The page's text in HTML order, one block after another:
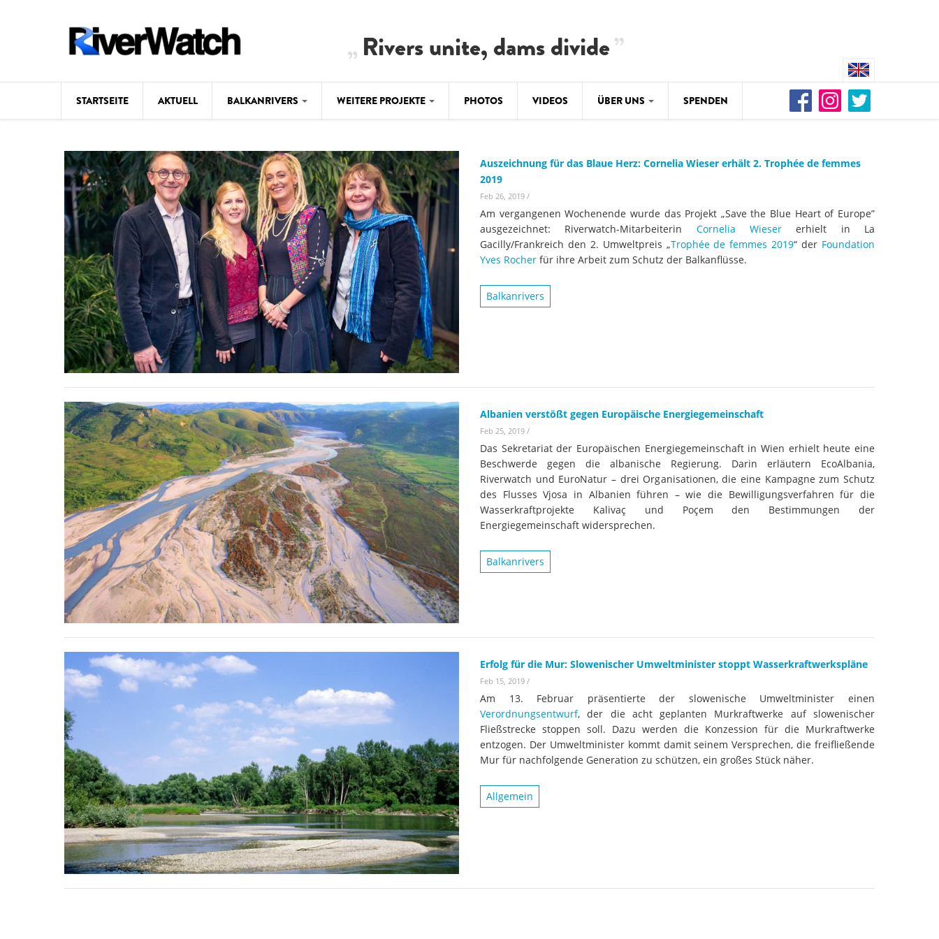
Rivers unite, dams divide
STARTSEITE AKTUELL BALKANRIVERS
Karte
Studien
Fotos
Videos
Aktuell
BALKANRIVERS
Una Science Week:
Wissenschaftler:innen legen
die Grundlage für Europas
nächsten Wildfluss-
Nationalpark
warnt vor Buk-Bijela-Staudamm
Europas letzte Wildflüsse in Gefahr: Fast
2.500 Kilometer an unberührten
Balkanflüsse seit 2012 zerstört
WEITERE PROJEKTE
ILISU
WEG DAMMIT
Hintergrund
Konzeptpapier
Meldebogen
Karte
Aktuell
Video: Wir für den
#PROTECTWATER
PHOTOS VIDEOS ÜBER UNS
TEAM
SPENDEN
Auszeichnung für das Blaue Herz: Cornelia Wieser erhält 2. Trophée de femmes
2019
Feb 26, 2019 /
Am vergangenen Wochenende wurde das Projekt „Save the Blue Heart of Europe”
ausgezeichnet: Riverwatch-Mitarbeiterin Cornelia Wieser erhielt in La
Gacilly/Frankreich den 2. Umweltpreis „Trophée de femmes 2019“ der Foundation
Yves Rocher für ihre Arbeit zum Schutz der Balkanflüsse.
Balkanrivers
Albanien verstößt gegen Europäische Energiegemeinschaft
Feb 25, 2019 /
Das Sekretariat der Europäischen Energiegemeinschaft in Wien erhielt heute eine
Beschwerde gegen die albanische Regierung. Darin erläutern EcoAlbania,
Riverwatch und EuroNatur – drei Organisationen, die eine Kampagne zum Schutz
des Flusses Vjosa in Albanien führen – wie die Bewilligungsverfahren für die
Wasserkraftprojekte Kalivaç und Poçem den Bestimmungen der
Energiegemeinschaft widersprechen.
Balkanrivers
Erfolg für die Mur: Slowenischer Umweltminister stoppt Wasserkraftwerkspläne
Feb 15, 2019 /
Am 13. Februar präsentierte der slowenische Umweltminister einen
Verordnungsentwurf, der die acht geplanten Murkraftwerke auf slowenischer
Fließstrecke stoppen soll. Dazu werden die Konzession für die Murkraftwerke
entzogen. Der Umweltminister kommt damit seinem Versprechen, die freifließende
Mur für nachfolgende Generation zu schützen, ein großes Stück näher.
Allgemein